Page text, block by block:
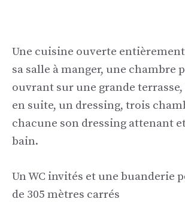
Une cuisine ouverte
sa salle à manger, une chambre
ouvrant sur une grande
en suite, un dressing, trois
chacune son dressing attenant
bain.
Un WC invités et une buanderie
de 305 mètres carrés